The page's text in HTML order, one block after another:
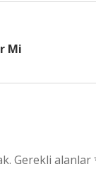
Mi
Gerekli alanlar